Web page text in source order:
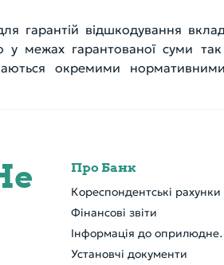
гарантій відшкодування
у межах гарантованої суми
окремими
Про Банк
Кореспондентські рахунки
Фінансові звіти
Установчі документи